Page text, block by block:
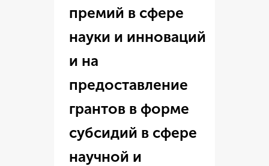
премий в сфере
науки и инноваций
и на
предоставление
грантов в форме
субсидий в сфере
научной и